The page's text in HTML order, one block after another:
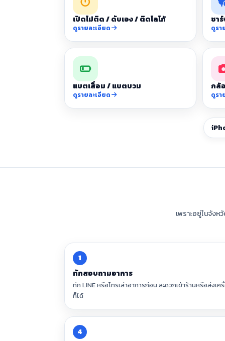
เปิดไม่ติด / ดับเอง / ติดโลโก้
ดูรายละเอียด
ชา
ดูรา
แบตเสื่อม / แบตบวม
ดูรายละเอียด
กล้
ดูรา
เพราะอยู่ในจังห
1
ทักสอบถามอาการ
ทัก LINE หรือโทรเล่าอาการก่อน สะดวกเข้าร้านหรือส่งเค
ก็ได้
4